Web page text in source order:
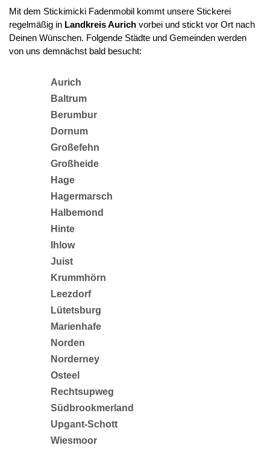
Mit dem Stickimicki Fadenmobil kommt unsere Stickerei
regelmäßig in Landkreis Aurich vorbei und stickt vor Ort nach
Deinen Wünschen. Folgende Städte und Gemeinden werden
von uns demnächst bald besucht:
Aurich
Baltrum
Berumbur
Dornum
Großefehn
Großheide
Hage
Hagermarsch
Halbemond
Hinte
Ihlow
Juist
Krummhörn
Leezdorf
Lütetsburg
Marienhafe
Norden
Norderney
Osteel
Rechtsupweg
Südbrookmerland
Upgant-Schott
Wiesmoor